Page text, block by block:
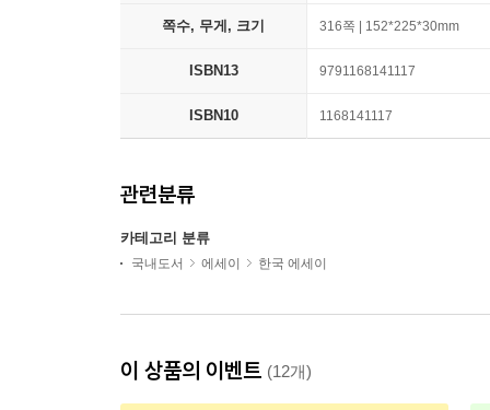
쪽수, 무게, 크기 316쪽 | 152*225*30mm
ISBN13 9791168141117
ISBN10 1168141117
관련분류
카테고리 분류
국내도서 에세이 한국 에세이
이 상품의 이벤트 (12개)